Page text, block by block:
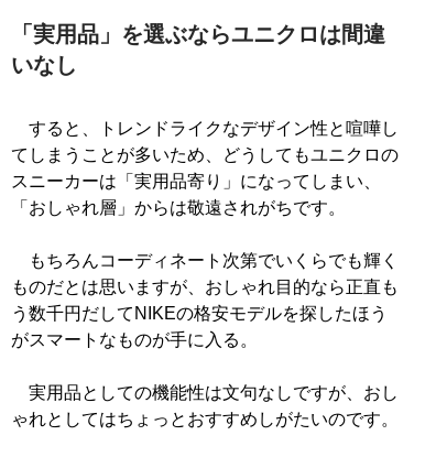
「実用品」を選ぶならユニクロは間違
いなし
すると、トレンドライクなデザイン性と喧嘩し
てしまうことが多いため、どうしてもユニクロの
スニーカーは「実用品寄り」になってしまい、
「おしゃれ層」からは敬遠されがちです。
もちろんコーディネート次第でいくらでも輝く
ものだとは思いますが、おしゃれ目的なら正直も
う数千円だしてNIKEの格安モデルを探したほう
がスマートなものが手に入る。
実用品としての機能性は文句なしですが、おし
ゃれとしてはちょっとおすすめしがたいのです。